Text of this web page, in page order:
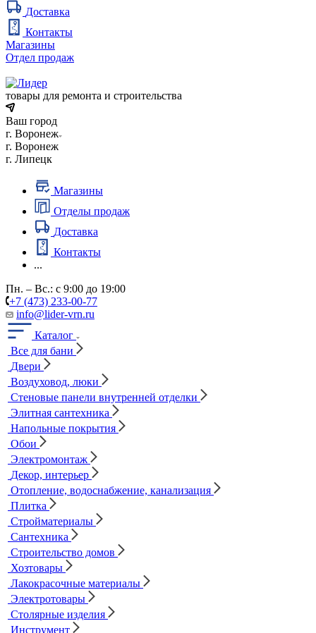
Доставка
Контакты
Магазины
Отдел продаж
товары для ремонта и строительства
Ваш город
г. Воронеж
г. Воронеж
г. Липецк
Магазины
Отделы продаж
Доставка
Контакты
...
Пн. – Вс.: с 9:00 до 19:00
+7 (473) 233-00-77
info@lider-vrn.ru
Каталог
Все для бани
Двери
Воздуховод, люки
Стеновые панели внутренней отделки
Элитная сантехника
Напольные покрытия
Обои
Электромонтаж
Декор, интерьер
Отопление, водоснабжение, канализация
Плитка
Стройматериалы
Сантехника
Строительство домов
Хозтовары
Лакокрасочные материалы
Электротовары
Столярные изделия
Инструмент